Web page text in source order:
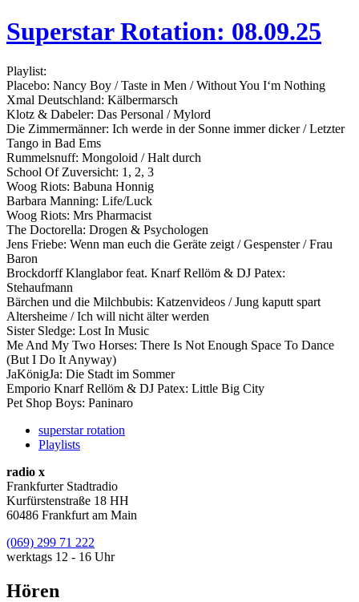
Superstar Rotation: 08.09.25
Playlist:
Placebo: Nancy Boy / Taste in Men / Without You I‘m Nothing
Xmal Deutschland: Kälbermarsch
Klotz & Dabeler: Das Personal / Mylord
Die Zimmermänner: Ich werde in der Sonne immer dicker / Letzter
Tango in Bad Ems
Rummelsnuff: Mongoloid / Halt durch
School Of Zuversicht: 1, 2, 3
Woog Riots: Babuna Honnig
Barbara Manning: Life/Luck
Woog Riots: Mrs Pharmacist
The Doctorella: Drogen & Psychologen
Jens Friebe: Wenn man euch die Geräte zeigt / Gespenster / Frau
Baron
Brockdorff Klanglabor feat. Knarf Rellöm & DJ Patex:
Stehaufmann
Bärchen und die Milchbubis: Katzenvideos / Jung kaputt spart
Altersheime / Ich will nicht älter werden
Sister Sledge: Lost In Music
Me And My Two Horses: There Is Not Enough Space To Dance
(But I Do It Anyway)
JaKönigJa: Die Stadt im Sommer
Emporio Knarf Rellöm & DJ Patex: Little Big City
Pet Shop Boys: Paninaro
superstar rotation
Playlists
radio x
Frankfurter Stadtradio
Kurfürstenstraße 18 HH
60486 Frankfurt am Main
(069) 299 71 222
werktags 12 - 16 Uhr
Hören